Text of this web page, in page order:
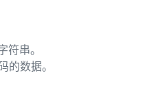
串。
数据。